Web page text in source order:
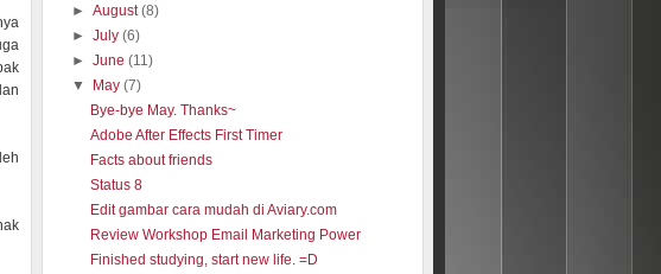
►August(8)
►July(6)
►June(11)
▼ May(7)
Bye-bye May. Thanks~
Adobe After Effects First Timer
Facts about friends
Status 8
Edit gambar cara mudah di Aviary.com
Review Workshop Email Marketing Power
Finished studying, start new life. =D